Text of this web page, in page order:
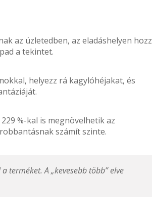
az üzletedben, az eladáshelyen hozz
a tekintet.
helyezz rá kagylóhéjakat, és
%-kal is megnövelhetik az
számít szinte.
terméket. A „kevesebb több” elve